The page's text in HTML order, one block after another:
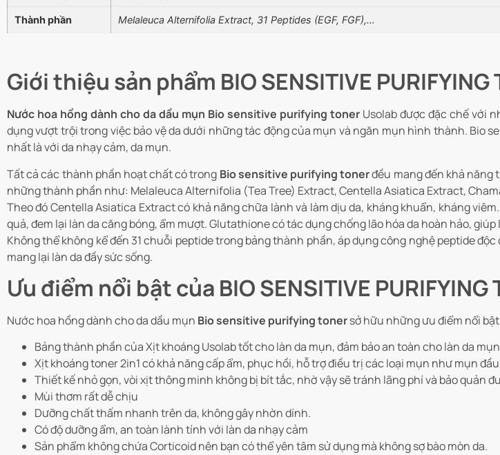
Thành phần Melaleuca Alternifolia Extract, 31 Peptides (EGF, FGF),…
Giới thiệu sản phẩm BIO SENSITIVE
Nước hoa hồng dành cho da dầu mụn Bio sensitive purifying toner Usolab được đặc chế với
dụng vượt trội trong việc bảo vệ da dưới những tác động của mụn và ngăn mụn hình thành. Bio
nhất là với da nhạy cảm, da mụn.
Tất cả các thành phần hoạt chất có trong Bio sensitive purifying tonerđều mang đến khả năng
những thành phần như: Melaleuca Alternifolia (Tea Tree) Extract, Centella Asiatica Extract,
Theo đó Centella Asiatica Extract có khả năng chữa lành và làm dịu da, kháng khuẩn, kháng
quả, đem lại làn da căng bóng, ẩm mượt. Glutathione có tác dụng chống lão hóa da hoàn hảo,
Không thể không kể đến 31 chuỗi peptide trong bảng thành phần, áp dụng công nghệ peptide
mang lại làn da đầy sức sống.
Ưu điểm nổi bật của BIO SENSITIVE
Nước hoa hồng dành cho da dầu mụn Bio sensitive purifying tonersở hữu những ưu điểm nổi
Bảng thành phần của Xịt khoáng Usolab tốt cho làn da mụn, đảm bảo an toàn cho làn da mụn
Xịt khoáng toner 2in1 có khả năng cấp ẩm, phục hồi, hỗ trợ điều trị các loại mụn như mụn
Thiết kế nhỏ gọn, vòi xịt thông minh không bị bít tắc, nhờ vậy sẽ tránh lãng phí và bảo quản
Mùi thơm rất dễ chịu
Dưỡng chất thấm nhanh trên da, không gây nhờn dính.
Có độ dưỡng ẩm, an toàn lành tính với làn da nhạy cảm
Sản phẩm không chứa Corticoid nên bạn có thể yên tâm sử dụng mà không sợ bào mòn da.